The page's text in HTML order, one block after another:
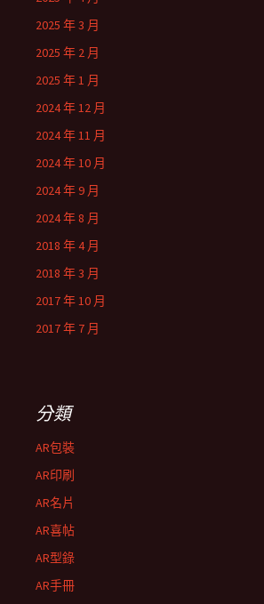
2025 年 3 月
2025 年 2 月
2025 年 1 月
2024 年 12 月
2024 年 11 月
2024 年 10 月
2024 年 9 月
2024 年 8 月
2018 年 4 月
2018 年 3 月
2017 年 10 月
2017 年 7 月
分類
AR包裝
AR印刷
AR名片
AR喜帖
AR型錄
AR手冊